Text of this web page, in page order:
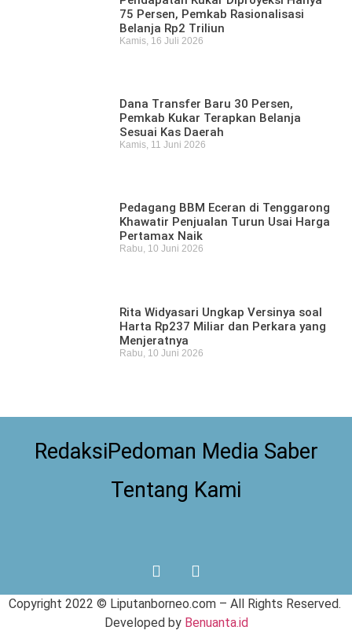
75 Persen, Pemkab Rasionalisasi
Belanja Rp2 Triliun
Kamis, 16 Juli 2026
Dana Transfer Baru 30 Persen,
Pemkab Kukar Terapkan Belanja
Sesuai Kas Daerah
Kamis, 11 Juni 2026
Pedagang BBM Eceran di Tenggarong
Khawatir Penjualan Turun Usai Harga
Pertamax Naik
Rabu, 10 Juni 2026
Rita Widyasari Ungkap Versinya soal
Harta Rp237 Miliar dan Perkara yang
Menjeratnya
Rabu, 10 Juni 2026
RedaksiPedoman Media Saber
Tentang Kami
Copyright 2022 © Liputanborneo.com– All Rights Reserved.
Developed by Benuanta.id